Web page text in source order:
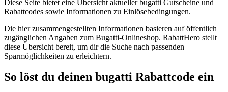
Diese Seite bietet eine Übersicht aktueller bugatti Gutscheine und
Rabattcodes sowie Informationen zu Einlösebedingungen.
Die hier zusammengestellten Informationen basieren auf öffentlich
zugänglichen Angaben zum Bugatti-Onlineshop. RabattHero stellt
diese Übersicht bereit, um dir die Suche nach passenden
Sparmöglichkeiten zu erleichtern.
So löst du deinen bugatti Rabattcode ein